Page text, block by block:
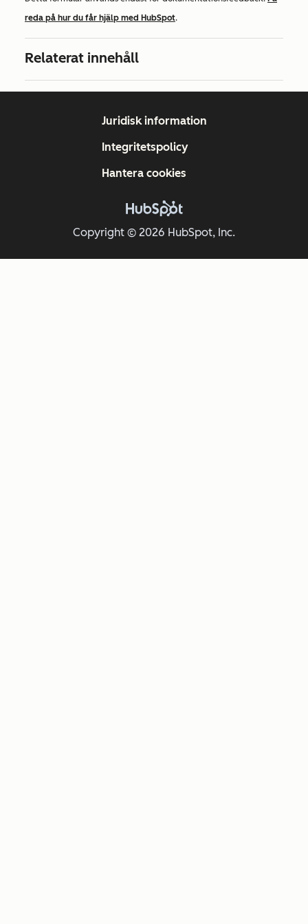
reda på hur du får hjälp med HubSpot.
Relaterat innehåll
Copyright © 2026 HubSpot, Inc.
Juridisk information
Integritetspolicy
Hantera cookies